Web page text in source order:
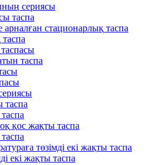
сериясы
таспа
арналған стационарлық таспа
таспа
қос жақты таспа
төзімді екі жақты таспа
екі жақты таспа